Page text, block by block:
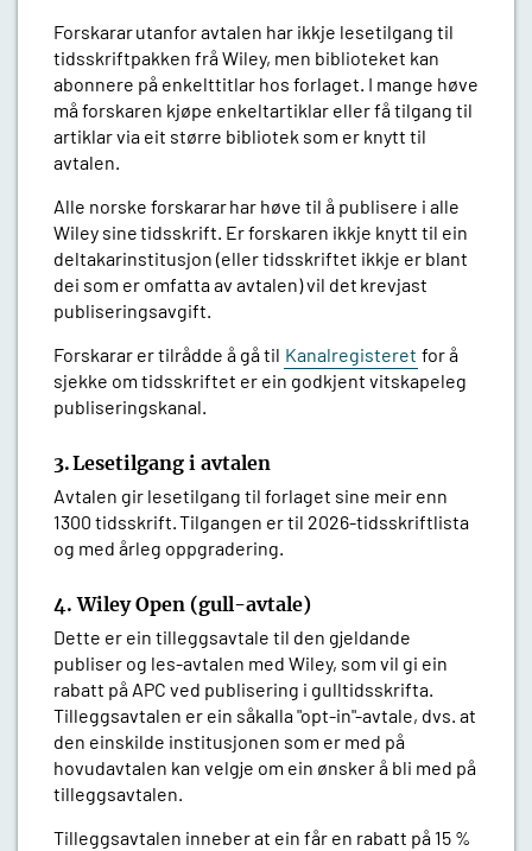
Forskararutanforavtalen har ikkje lesetilgang til
tidsskriftpakken frå Wiley, men biblioteket kan
abonnere på enkelttitlar hos forlaget. I mange høve
må forskaren kjøpe enkeltartiklar eller få tilgang til
artiklar via eit større bibliotek som er knytt til
avtalen.
Alle norske forskararhar høve til å publisere i alle
Wiley sinetidsskrift. Erforskaren ikkje knytt til ein
deltakarinstitusjon (eller tidsskriftet ikkje er blant
dei som er omfatta av avtalen) vil det krevjast
publiseringsavgift.
Forskarar er tilrådde å gå til Kanalregisteret for å
sjekke om tidsskriftet er ein godkjent vitskapeleg
publiseringskanal.
3. Lesetilgang i avtalen
Avtalen gir lesetilgang til forlaget sine meir enn
1300 tidsskrift. Tilgangen er til 2026-tidsskriftlista
og med årleg oppgradering.
4. Wiley Open (gull-avtale)
Dette er ein tilleggsavtale til den gjeldande
publiser og les-avtalen med Wiley, som vil gi ein
rabatt på APC ved publisering i gulltidsskrifta.
Tilleggsavtalen er ein såkalla "opt-in"-avtale, dvs. at
den einskilde institusjonen som er med på
hovudavtalen kan velgje om ein ønsker å bli med på
tilleggsavtalen.
Tilleggsavtalen inneber at ein får en rabatt på 15 %